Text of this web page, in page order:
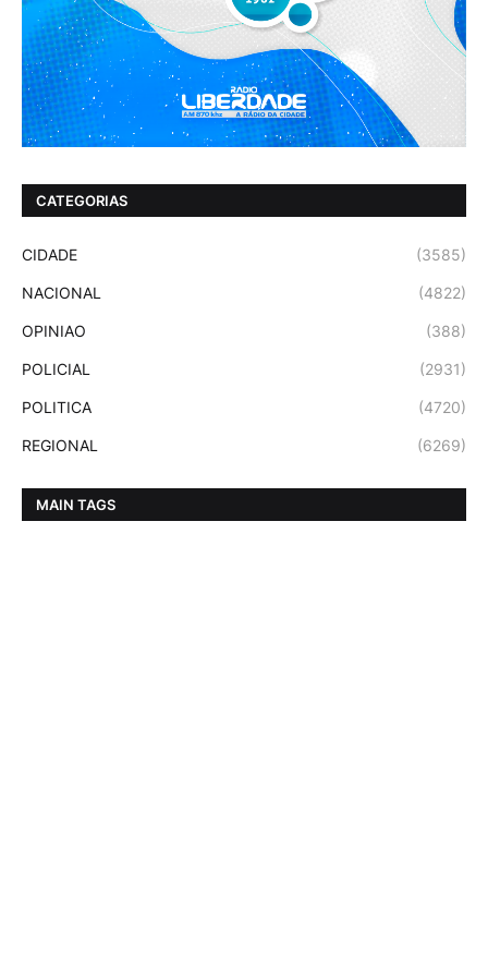
CATEGORIAS
CIDADE (3585)
NACIONAL (4822)
OPINIAO (388)
POLICIAL (2931)
POLITICA (4720)
REGIONAL (6269)
MAIN TAGS